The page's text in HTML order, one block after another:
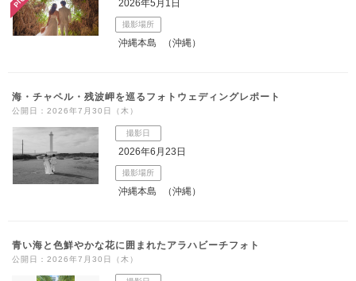
家族・友人と撮影
クレジットカード支払い
人気スポットでの撮影
豊富なカラードレス
2026年5月1日
撮影場所
沖縄本島 （沖縄）
海・チャペル・残波岬を巡るフォトウェディングレポート
公開日：2026年7月30日（木）
撮影日
2026年6月23日
撮影場所
沖縄本島 （沖縄）
青い海と色鮮やかな花に囲まれたアラハビーチフォト
公開日：2026年7月30日（木）